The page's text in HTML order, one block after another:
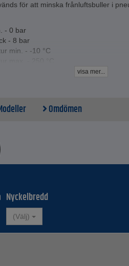
för att minska frånluftsbuller i
- 0 bar
- 8 bar
min. - -10 °C
vid 6 bar - 1200 till 7300 l/min
visa mer...
Omdömen
Nyckelbredd
(Välj)